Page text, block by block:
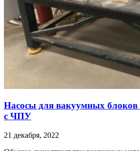
Насосы для вакуумных блоков
с ЧПУ
21 декабря, 2022